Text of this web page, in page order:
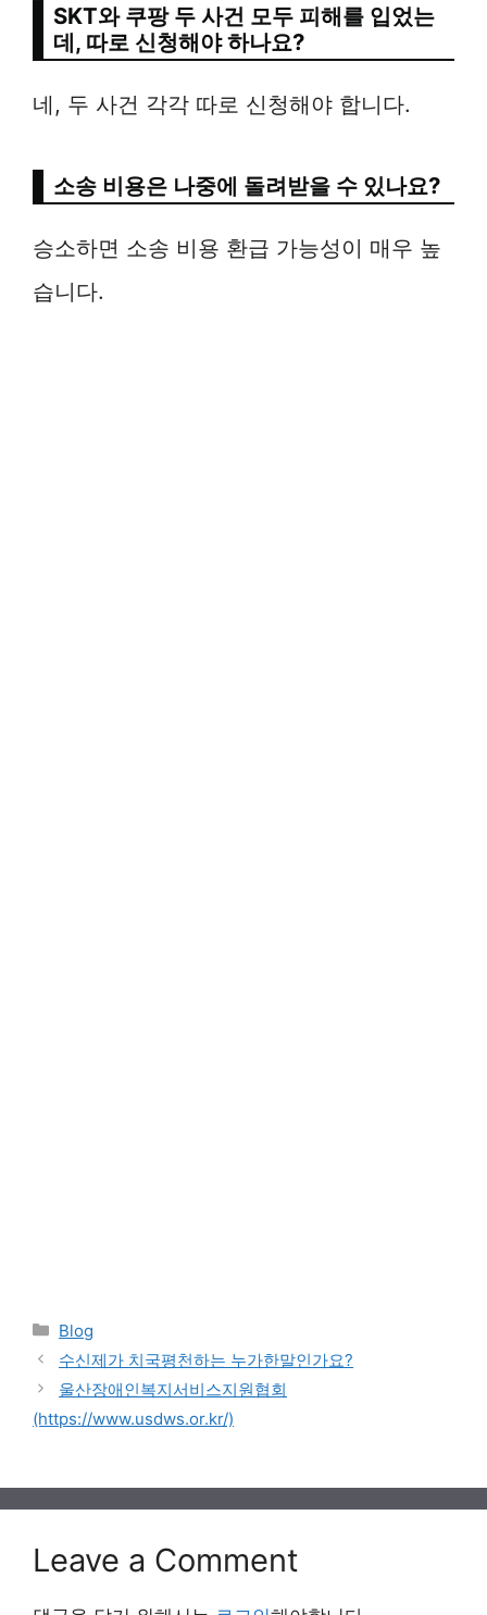
SKT와 쿠팡 두 사건 모두 피해를 입었는
데, 따로 신청해야 하나요?
네, 두 사건 각각 따로 신청해야 합니다.
소송 비용은 나중에 돌려받을 수 있나요?
승소하면 소송 비용 환급 가능성이 매우 높
습니다.
Categories
Blog
수신제가 치국평천하는 누가한말인가요?
울산장애인복지서비스지원협회
(https://www.usdws.or.kr/)
Leave a Comment